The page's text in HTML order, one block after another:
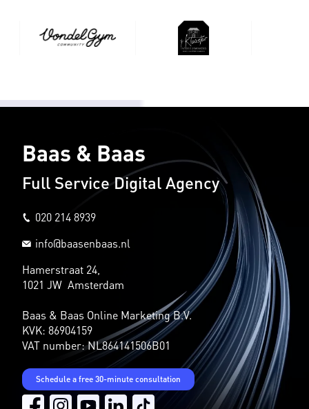
Baas & Baas
Full Service Digital Agency
020 214 8939
info@baasenbaas.nl
Hamerstraat 24,
1021 JW Amsterdam
Baas & Baas Online Marketing B.V.
KVK: 86904159
VAT number: NL864141506B01
Schedule a free 30-minute consultation